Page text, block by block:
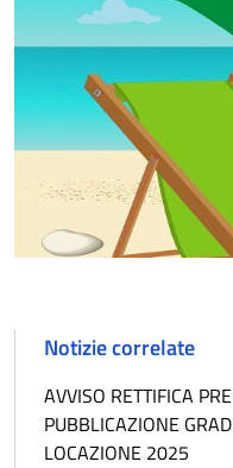
Notizie correlate
AVVISO RETTIFICA
PUBBLICAZIONE
LOCAZIONE 2025